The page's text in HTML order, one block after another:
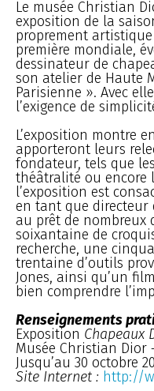
Le musée Christian
exposition de la
proprement
première mondiale,
dessinateur de
son atelier de Haute
Parisienne ». Avec
l’exigence de
L’exposition montre
apporteront leurs
fondateur, tels que
théâtralité ou encore
l’exposition est
en tant que directeur
au prêt de nombreux
soixantaine de
recherche, une
trentaine d’outils
Jones, ainsi qu’un
bien comprendre
Renseignements
Exposition Chapeaux
Musée Christian Dior
Jusqu’au 30 octobre
Site Internet : http://